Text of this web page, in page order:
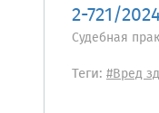
2-721/
Судебная
Теги: #Вред